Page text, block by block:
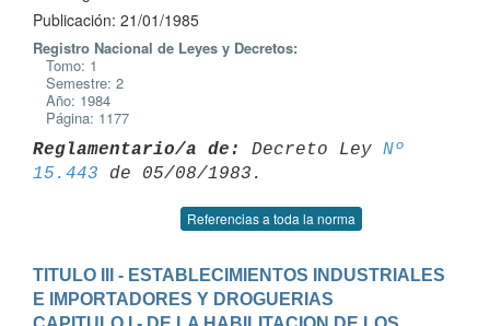
Publicación: 21/01/1985
Registro Nacional de Leyes y Decretos:
Tomo: 1
Semestre: 2
Año: 1984
Página: 1177
Reglamentario/a de: Decreto Ley Nº
15.443
Referencias a toda la norma
TITULO III - ESTABLECIMIENTOS INDUSTRIALES
E IMPORTADORES Y DROGUERIAS